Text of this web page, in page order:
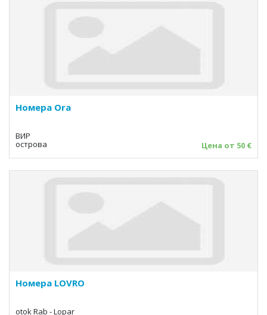
Номера Ora
ВИР
острова Цена от 50 €
Номера LOVRO
otok Rab - Lopar